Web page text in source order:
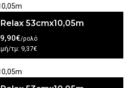
53cmx10,05m
/ρολό
τμ: 9,37€